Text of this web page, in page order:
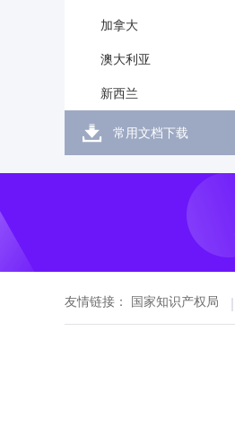
加拿大
澳大利亚
新西兰
常用文档下载
友情链接： 国家知识产权局